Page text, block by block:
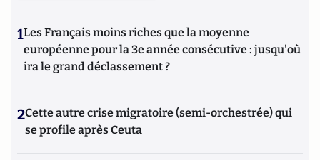
1Les Français moins riches que la moyenne
européenne pour la 3e année consécutive : jusqu'où
ira le grand déclassement ?
2Cette autre crise migratoire (semi-orchestrée) qui
se profile après Ceuta